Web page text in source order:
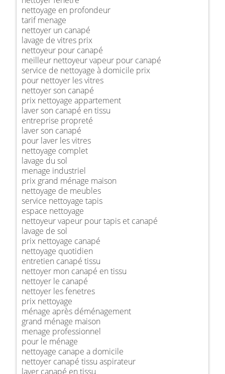
nettoyage en profondeur
tarif menage
nettoyer un canapé
lavage de vitres prix
nettoyeur pour canapé
meilleur nettoyeur vapeur pour canapé
service de nettoyage à domicile prix
pour nettoyer les vitres
nettoyer son canapé
prix nettoyage appartement
laver son canapé en tissu
entreprise propreté
laver son canapé
pour laver les vitres
nettoyage complet
lavage du sol
menage industriel
prix grand ménage maison
nettoyage de meubles
service nettoyage tapis
espace nettoyage
nettoyeur vapeur pour tapis et canapé
lavage de sol
prix nettoyage canapé
nettoyage quotidien
entretien canapé tissu
nettoyer mon canapé en tissu
nettoyer le canapé
nettoyer les fenetres
prix nettoyage
ménage après déménagement
grand ménage maison
menage professionnel
pour le ménage
nettoyage canape a domicile
nettoyer canapé tissu aspirateur
laver canapé en tissu